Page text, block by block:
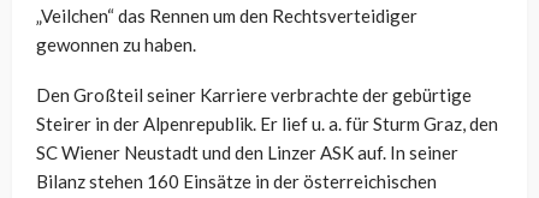
„Veilchen“ das Rennen um den Rechtsverteidiger
gewonnen zu haben.
Den Großteil seiner Karriere verbrachte der gebürtige
Steirer in der Alpenrepublik. Er lief u. a. für Sturm Graz, den
SC Wiener Neustadt und den Linzer ASK auf. In seiner
Bilanz stehen 160 Einsätze in der österreichischen